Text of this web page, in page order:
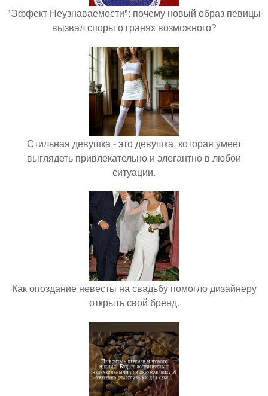
"Эффект Неузнаваемости": почему новый образ певицы
вызвал споры о гранях возможного?
Стильная девушка - это девушка, которая умеет
выглядеть привлекательно и элегантно в любои
ситуации.
Как опоздание невесты на свадьбу помогло дизайнеру
открыть свой бренд.